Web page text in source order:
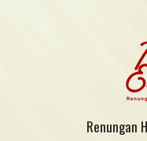
Renungan